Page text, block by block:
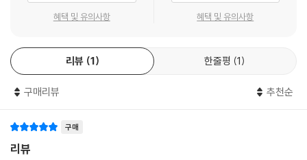
혜택 및 유의사항 혜택 및 유의사항
리뷰 1 한줄평 1
구매리뷰 추천순
구매
리뷰